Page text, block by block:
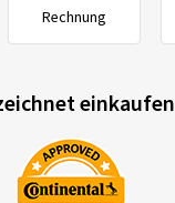
Rechnung
einkaufen